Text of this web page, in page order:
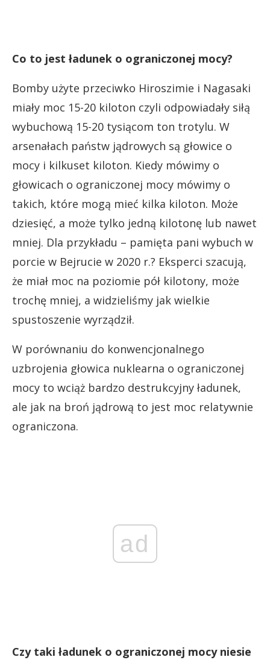
Co to jest ładunek o ograniczonej mocy?
Bomby użyte przeciwko Hiroszimie i Nagasaki
miały moc 15-20 kiloton czyli odpowiadały siłą
wybuchową 15-20 tysiącom ton trotylu. W
arsenałach państw jądrowych są głowice o
mocy i kilkuset kiloton. Kiedy mówimy o
głowicach o ograniczonej mocy mówimy o
takich, które mogą mieć kilka kiloton. Może
dziesięć, a może tylko jedną kilotonę lub nawet
mniej. Dla przykładu – pamięta pani wybuch w
porcie w Bejrucie w 2020 r.? Eksperci szacują,
że miał moc na poziomie pół kilotony, może
trochę mniej, a widzieliśmy jak wielkie
spustoszenie wyrządził.
W porównaniu do konwencjonalnego
uzbrojenia głowica nuklearna o ograniczonej
mocy to wciąż bardzo destrukcyjny ładunek,
ale jak na broń jądrową to jest moc relatywnie
ograniczona.
ad
Czy taki ładunek o ograniczonej mocy niesie